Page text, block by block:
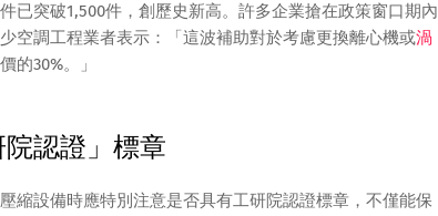
已突破1,500件，創歷史新高。許多企業搶在政策窗口期內
空調工程業者表示：「這波補助對於考慮更換離心機或渦
的30%。」
認證」標章
縮設備時應特別注意是否具有工研院認證標章，不僅能保